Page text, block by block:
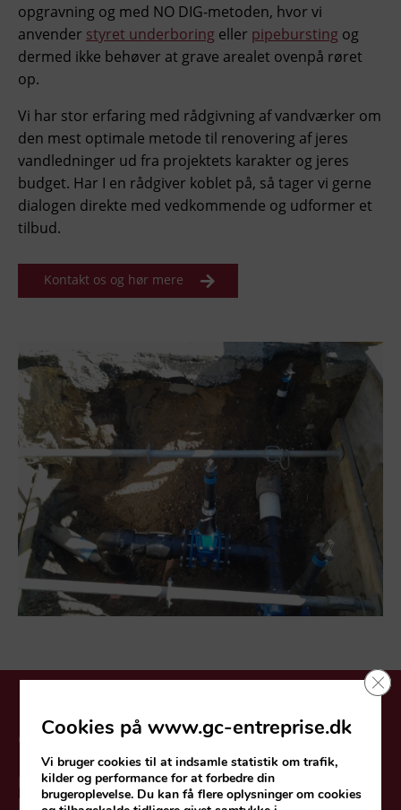
opgravning og med NO DIG-metoden, hvor vi
anvender styret underboring eller pipebursting og
dermed ikke behøver at grave arealet ovenpå røret
op.
Vi har stor erfaring med rådgivning af vandværker om
den mest optimale metode til renovering af jeres
vandledninger ud fra projektets karakter og jeres
budget. Har I en rådgiver koblet på, så tager vi gerne
dialogen direkte med vedkommende og udformer et
tilbud.
Kontakt os og hør mere
GPS-indmåling
Det er lovpligtigt for vandværker og andre
ledningsejere at måle sine vandledninger ind, så de
Cookies på www.gc-entreprise.dk
Vi bruger cookies til at indsamle statistik om trafik,
kilder og performance for at forbedre din
brugeroplevelse. Du kan få flere oplysninger om cookies